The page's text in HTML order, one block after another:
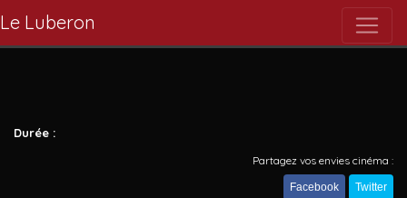
Le Luberon
Durée :
Partagez vos envies cinéma :
Facebook Twitter